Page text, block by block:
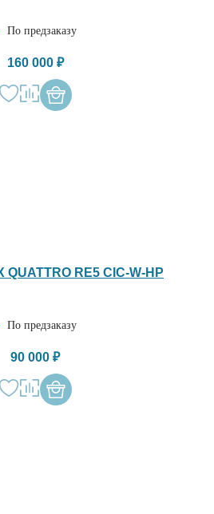
По предзаказу
160 000 ₽
QUATTRO RE5 CIC-W-HP
По предзаказу
90 000 ₽